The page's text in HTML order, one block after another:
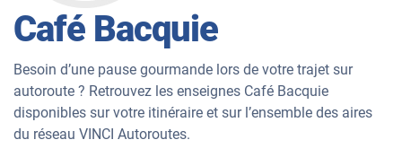
Café Bacquie
Besoin d’une pause gourmande lors de votre trajet sur
autoroute ? Retrouvez les enseignes Café Bacquie
disponibles sur votre itinéraire et sur l’ensemble des aires
du réseau VINCI Autoroutes.